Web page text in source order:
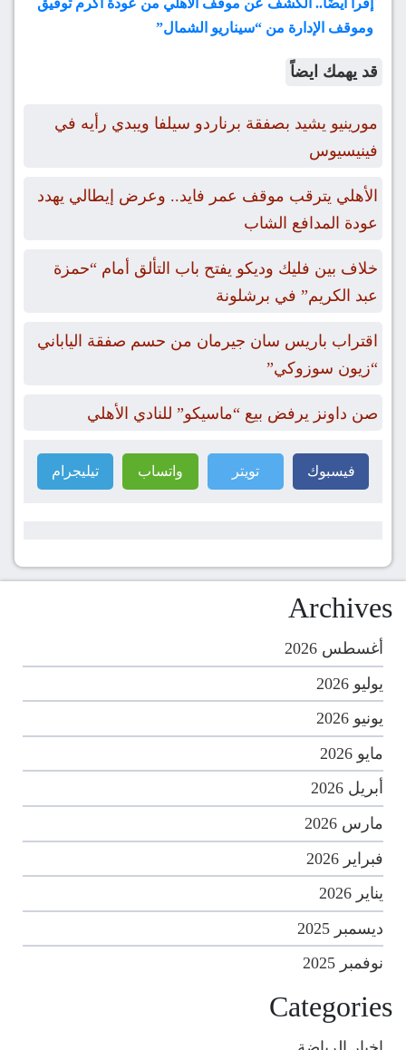
إقرأ أيضًا.. الكشف عن موقف الأهلي من عودة أكرم توفيق
وموقف الإدارة من “سيناريو الشمال”
قد يهمك ايضاً
مورينيو يشيد بصفقة برناردو سيلفا ويبدي رأيه في
فينيسيوس
الأهلي يترقب موقف عمر فايد.. وعرض إيطالي يهدد
عودة المدافع الشاب
خلاف بين فليك وديكو يفتح باب التألق أمام “حمزة
عبد الكريم” في برشلونة
اقتراب باريس سان جيرمان من حسم صفقة الياباني
“زيون سوزوكي”
صن داونز يرفض بيع “ماسيكو” للنادي الأهلي
فيسبوك تويتر واتساب تيليجرام
Archives
أغسطس 2026
يوليو 2026
يونيو 2026
مايو 2026
أبريل 2026
مارس 2026
فبراير 2026
يناير 2026
ديسمبر 2025
نوفمبر 2025
Categories